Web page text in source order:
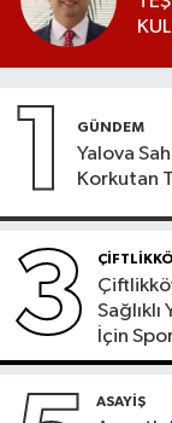
1 GÜNDEM
Yalova
Korkutan
3
Sağlıklı
İçin
ASAYİŞ